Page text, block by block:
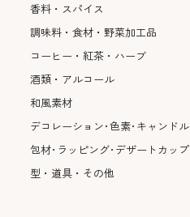
香料・スパイス
調味料・食材・野菜加工品
コーヒー・紅茶・ハーブ
酒類・アルコール
和風素材
デコレーション･色素･キャンドル
包材･ラッピング･デザートカップ
型・道具・その他